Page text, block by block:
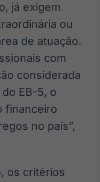
já exigem
ou
de atuação.
com
considerada
EB-5, o
financeiro
no país”,
os critérios